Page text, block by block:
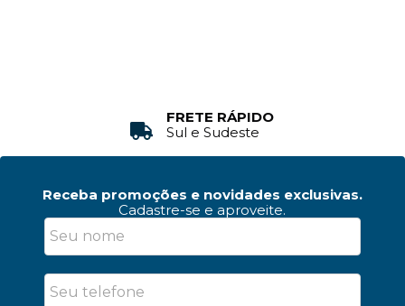
FRETE RÁPIDO
Sul e Sudeste
Receba promoções e novidades exclusivas.
Cadastre-se e aproveite.